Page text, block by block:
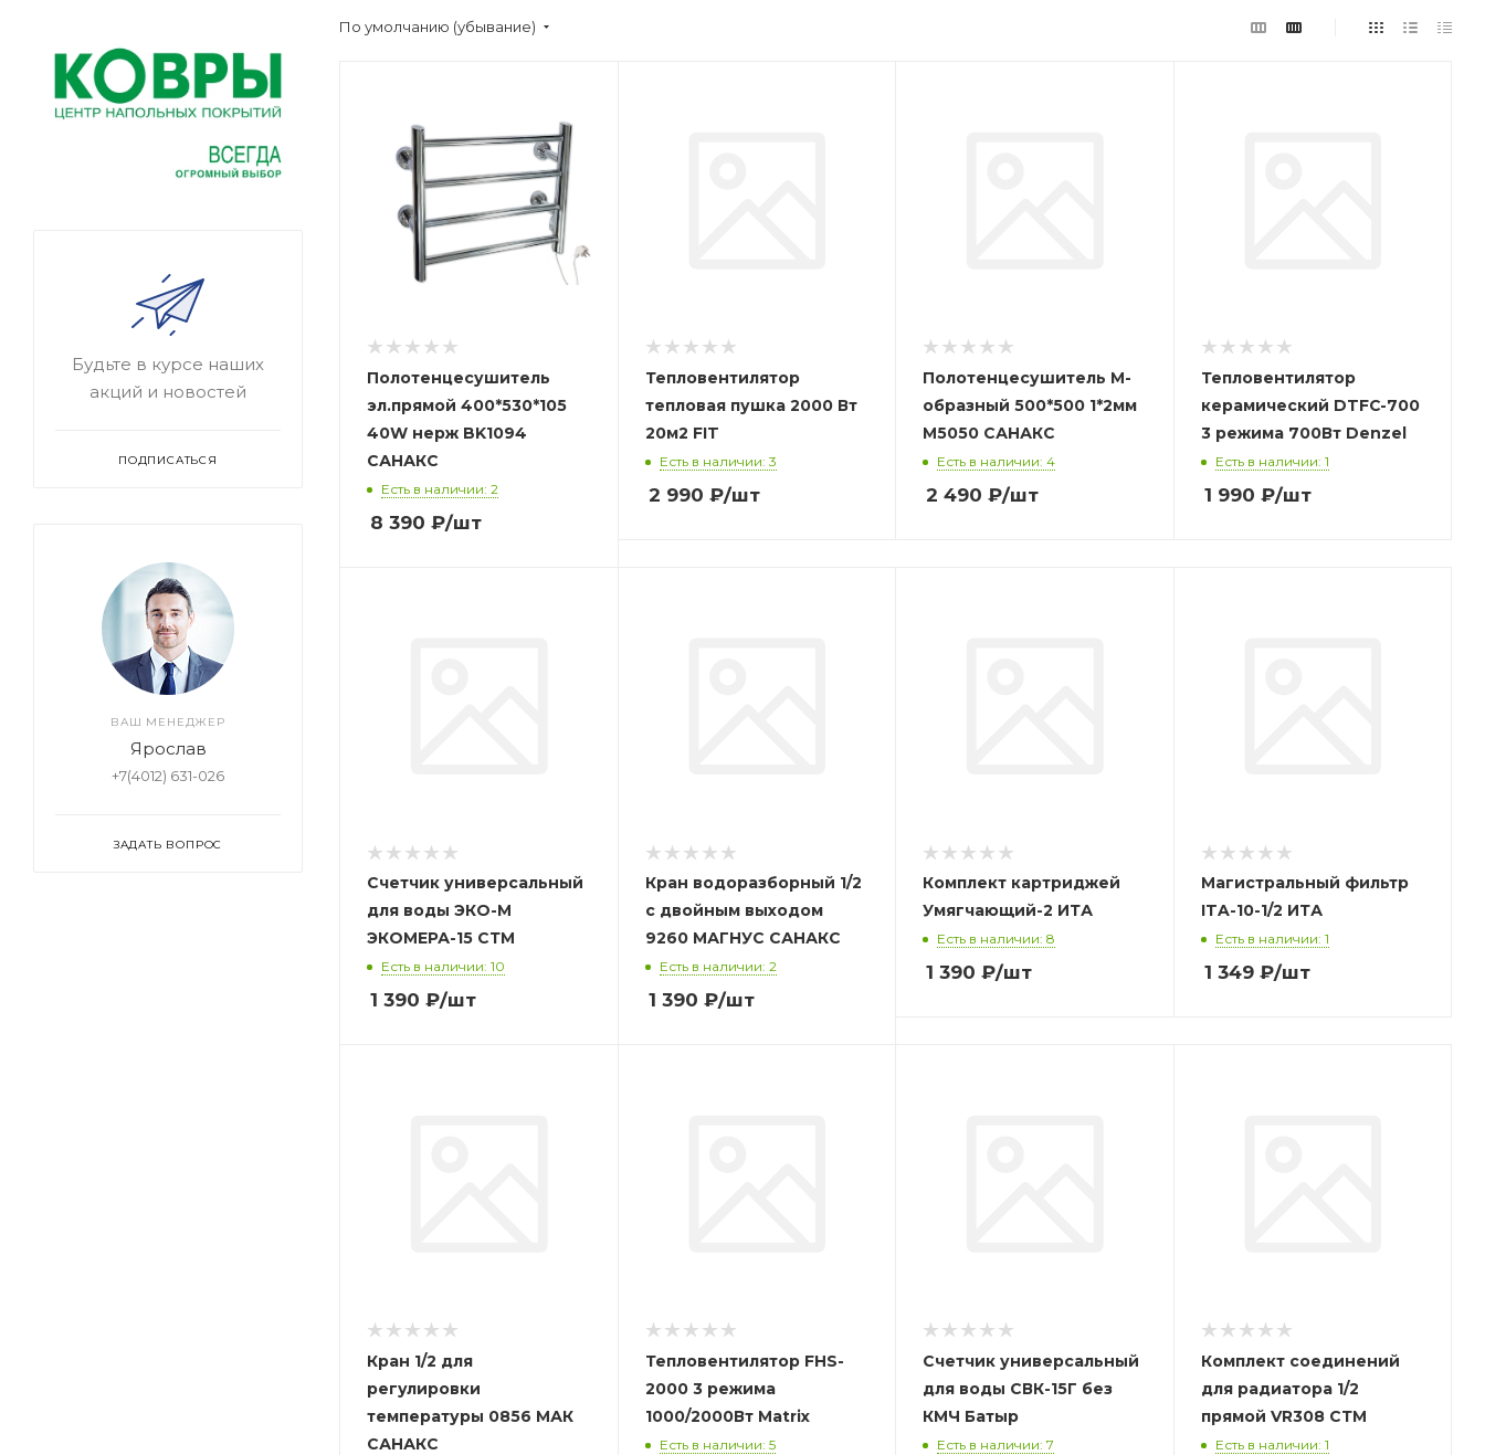
По умолчанию (убывание)
Полотенцесушитель
эл.прямой 400*530*105
40W нерж BK1094
САНАКС
Есть в наличии: 2
8 390 ₽/шт
Тепловентилятор
тепловая пушка 2000 Вт
20м2 FIT
Есть в наличии: 3
2 990 ₽/шт
Полотенцесушитель М-
образный 500*500 1*2мм
М5050 САНАКС
Есть в наличии: 4
2 490 ₽/шт
Тепловентилятор
керамический DTFC-700
3 режима 700Вт Denzel
Есть в наличии: 1
1 990 ₽/шт
Счетчик универсальный
для воды ЭКО-М
ЭКОМЕРА-15 СТМ
Есть в наличии: 10
1 390 ₽/шт
Кран водоразборный 1/2
с двойным выходом
9260 МАГНУС САНАКС
Есть в наличии: 2
1 390 ₽/шт
Комплект картриджей
Умягчающий-2 ИТА
Есть в наличии: 8
1 390 ₽/шт
Магистральный фильтр
ITA-10-1/2 ИТА
Есть в наличии: 1
1 349₽/шт
Кран 1/2 для
регулировки
температуры 0856 МАК
САНАКС
Тепловентилятор FHS-
2000 3 режима
1000/2000Вт Matrix
Есть в наличии: 5
Счетчик универсальный
для воды СВК-15Г без
КМЧ Батыр
Есть в наличии: 7
Комплект соединений
для радиатора 1/2
прямой VR308 СТМ
Есть в наличии: 1
Будьте в курсе наших
акций и новостей
ПОДПИСАТЬСЯ
ВАШ МЕНЕДЖЕР
Ярослав
+7(4012) 631-026
ЗАДАТЬ ВОПРОС